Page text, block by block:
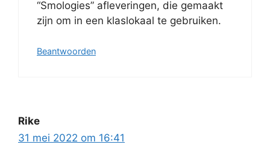
“Smologies” afleveringen, die gemaakt
zijn om in een klaslokaal te gebruiken.
Beantwoorden
Rike
31 mei 2022 om 16:41